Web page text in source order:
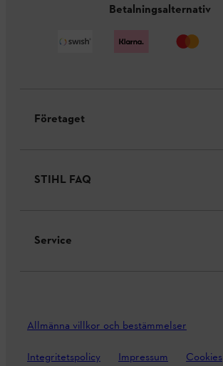
Betalningsalternativ
Företaget
STIHL FAQ
Service
Allmänna villkor och bestämmelser
Integritetspolicy Impressum Cookies